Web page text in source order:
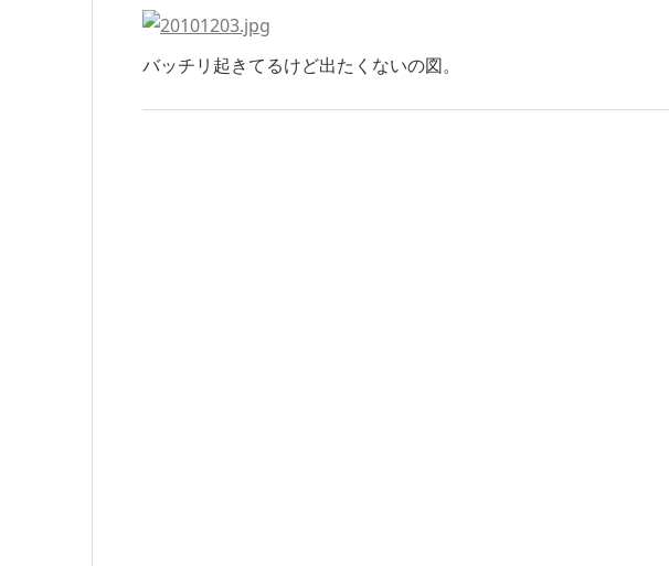
バッチリ起きてるけど出たくないの図。